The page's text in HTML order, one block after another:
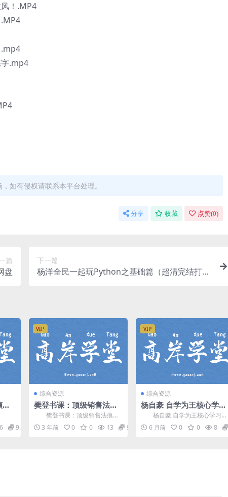
！.MP4
.mp4
如有侵权请联系本平台处理。
分享 收藏 点赞(0)
篇
盘
下一篇
杨洋全民一起玩Python之基础篇（超清完结打
6 9.9
VIP
综合资源
樊登书课：顶级销售法痕
迹识人·读懂人心（完结）
百度网盘分享
樊登书课：顶级销售法痕迹
识人，读懂人心，完结版百度网
盘分享销售课程1.71G...
3 年前 0 0 13 9.9
VIP
综合资源
杨自豪 自学为王核心学习
方法课33讲 百度网盘分享
杨自豪 自学为王核心学习方
法课33讲，一套短期快速提高的
底层核心方法论，一套...
6 月前 0 0 8